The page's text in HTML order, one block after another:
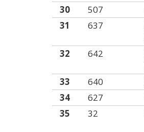
30 507
31
637
32 642
33 640
34
627
35
32